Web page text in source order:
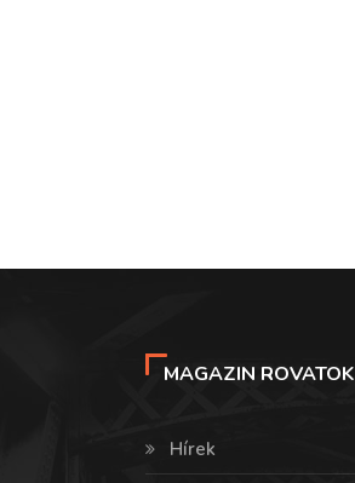
MAGAZIN ROVATOK
Hírek